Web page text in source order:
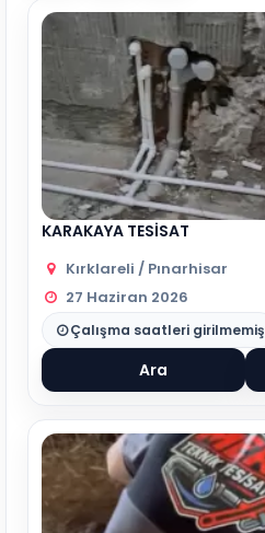
KARAKAYA TESİSAT
Kırklareli / Pınarhisar
27 Haziran 2026
Çalışma saatleri girilmemiş
Ara